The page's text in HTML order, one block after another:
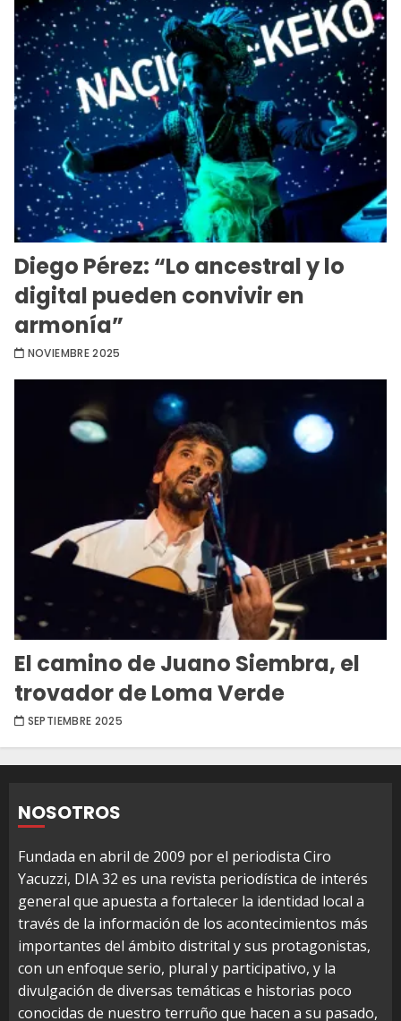
Diego Pérez: “Lo ancestral y lo
digital pueden convivir en
armonía”
NOVIEMBRE 2025
El camino de Juano Siembra, el
trovador de Loma Verde
SEPTIEMBRE 2025
NOSOTROS
Fundada en abril de 2009 por el periodista Ciro
Yacuzzi, DIA 32 es una revista periodística de interés
general que apuesta a fortalecer la identidad local a
través de la información de los acontecimientos más
importantes del ámbito distrital y sus protagonistas,
con un enfoque serio, plural y participativo, y la
divulgación de diversas temáticas e historias poco
conocidas de nuestro terruño que hacen a su pasado,